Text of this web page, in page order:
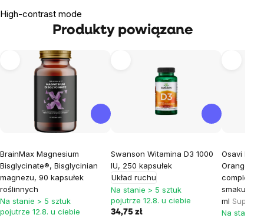
High-contrast mode
Produkty powiązane
BrainMax Magnesium
Bisglycinate®, Bisglycinian
magnezu, 90 kapsułek
roślinnych
Na stanie > 5 sztuk
pojutrze 12.8. u ciebie
Swanson Witamina D3 1000
IU, 250 kapsułek
Układ ruchu
Na stanie > 5 sztuk
pojutrze 12.8. u ciebie
34,75 zł
Osavi B-
Orange
complex
smaku
ml
Na stanie